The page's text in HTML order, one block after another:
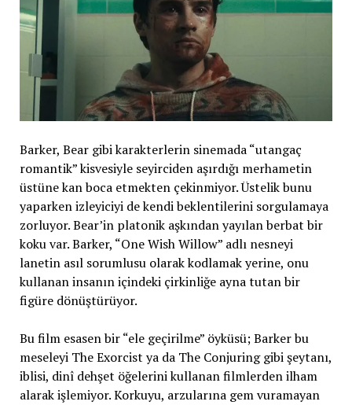
Barker, Bear gibi karakterlerin sinemada “utangaç
romantik” kisvesiyle seyirciden aşırdığı merhametin
üstüne kan boca etmekten çekinmiyor. Üstelik bunu
yaparken izleyiciyi de kendi beklentilerini sorgulamaya
zorluyor. Bear’in platonik aşkından yayılan berbat bir
koku var. Barker, “One Wish Willow” adlı nesneyi
lanetin asıl sorumlusu olarak kodlamak yerine, onu
kullanan insanın içindeki çirkinliğe ayna tutan bir
figüre dönüştürüyor.
Bu film esasen bir “ele geçirilme” öyküsü; Barker bu
meseleyi The Exorcist ya da The Conjuring gibi şeytanı,
iblisi, dinî dehşet öğelerini kullanan filmlerden ilham
alarak işlemiyor. Korkuyu, arzularına gem vuramayan